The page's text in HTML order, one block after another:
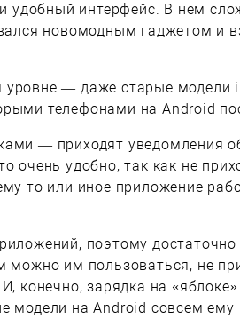
удобный интерфейс. В нем
новомодным гаджетом и
— даже старые модели
телефонами на Android
— приходят уведомления
очень удобно, так как не
то или иное приложение
поэтому достаточно
можно им пользоваться, не
конечно, зарядка на
модели на Android совсем ему